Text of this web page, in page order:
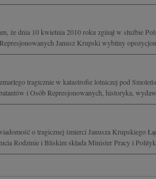
że dnia 10 kwietnia 2010 roku zginął w służbie
Janusz Krupski wybitny
tragicznie w katastrofie lotniczej pod
i Osób Represjonowanych, historyka,
o tragicznej śmierci Janusza Krupskiego
Rodzinie i Bliskim składa Minister Pracy i